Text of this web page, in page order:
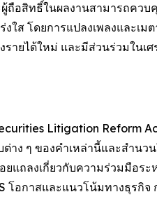
ถือสิทธิ์ในผลงานสามารถคว
ส โดยการแปลงเพลงและเ
ายได้ใหม่ และมีส่วนร่วมใน
Litigation Reform
ต่าง ๆ ของคำเหล่านี้และสำ
ถลงเกี่ยวกับความร่วมมือระ
อกาสและแนวโน้มทางธุรกิ